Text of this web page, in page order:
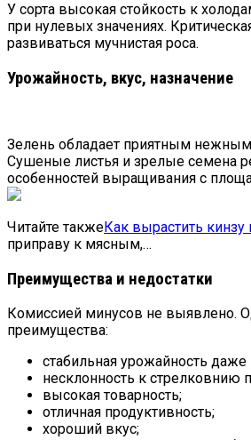
У сорта высокая стойкость к
при нулевых значениях.
развиваться мучнистая роса.
Урожайность, вкус, назначение
Зелень обладает приятным
Сушеные листья и зрелые семена
особенностей выращивания с
Читайте такжеКак вырастить
приправу к мясным,…
Преимущества и недостатки
Комиссией минусов не выявлено.
преимущества:
стабильная урожайность
несклонность к
высокая товарность;
отличная продуктивность;
хороший вкус;